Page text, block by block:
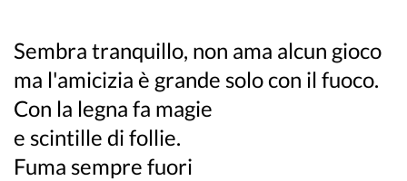
Sembra tranquillo, non ama alcun gioco
ma l'amicizia è grande solo con il fuoco.
Con la legna fa magie
e scintille di follie.
Fuma sempre fuori